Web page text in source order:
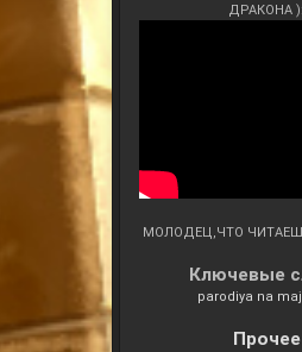
ДРАКОНА ):
МОЛОДЕЦ,ЧТО
Ключевые
parodiya na
Прочее